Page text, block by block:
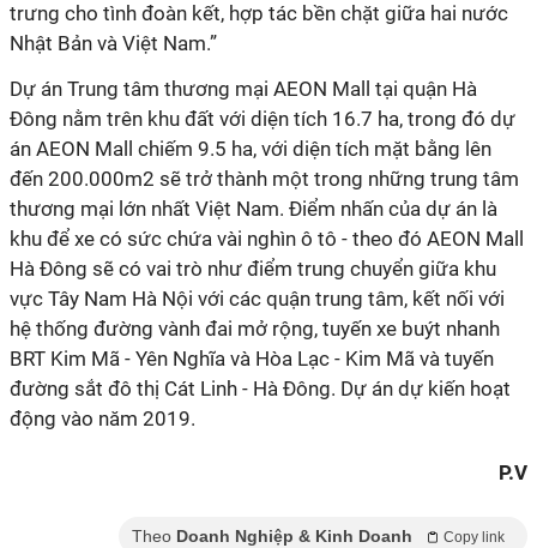
trưng cho tình đoàn kết, hợp tác bền chặt giữa hai nước
Nhật Bản và Việt Nam.”
Dự án Trung tâm thương mại AEON Mall tại quận Hà
Đông nằm trên khu đất với diện tích 16.7 ha, trong đó dự
án AEON Mall chiếm 9.5 ha, với diện tích mặt bằng lên
đến 200.000m2 sẽ trở thành một trong những trung tâm
thương mại lớn nhất Việt Nam. Điểm nhấn của dự án là
khu để xe có sức chứa vài nghìn ô tô - theo đó AEON Mall
Hà Đông sẽ có vai trò như điểm trung chuyển giữa khu
vực Tây Nam Hà Nội với các quận trung tâm, kết nối với
hệ thống đường vành đai mở rộng, tuyến xe buýt nhanh
BRT Kim Mã - Yên Nghĩa và Hòa Lạc - Kim Mã và tuyến
đường sắt đô thị Cát Linh - Hà Đông. Dự án dự kiến hoạt
động vào năm 2019.
P.V
Theo Doanh Nghiệp & Kinh Doanh Copy link